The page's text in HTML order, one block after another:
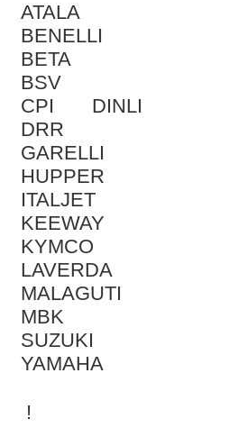
ATALA
BENELLI
BETA
BSV
CPI DINLI
DRR
GARELLI
HUPPER
ITALJET
KEEWAY
KYMCO
LAVERDA
MALAGUTI
MBK
SUZUKI
YAMAHA
!